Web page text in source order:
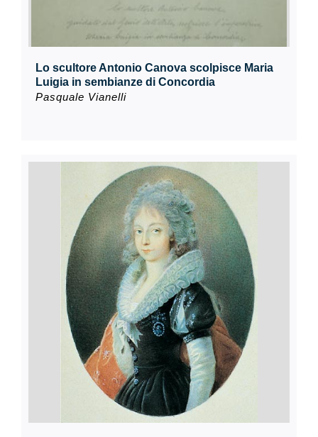
Lo scultore Antonio Canova scolpisce Maria
Luigia in sembianze di Concordia
Pasquale Vianelli